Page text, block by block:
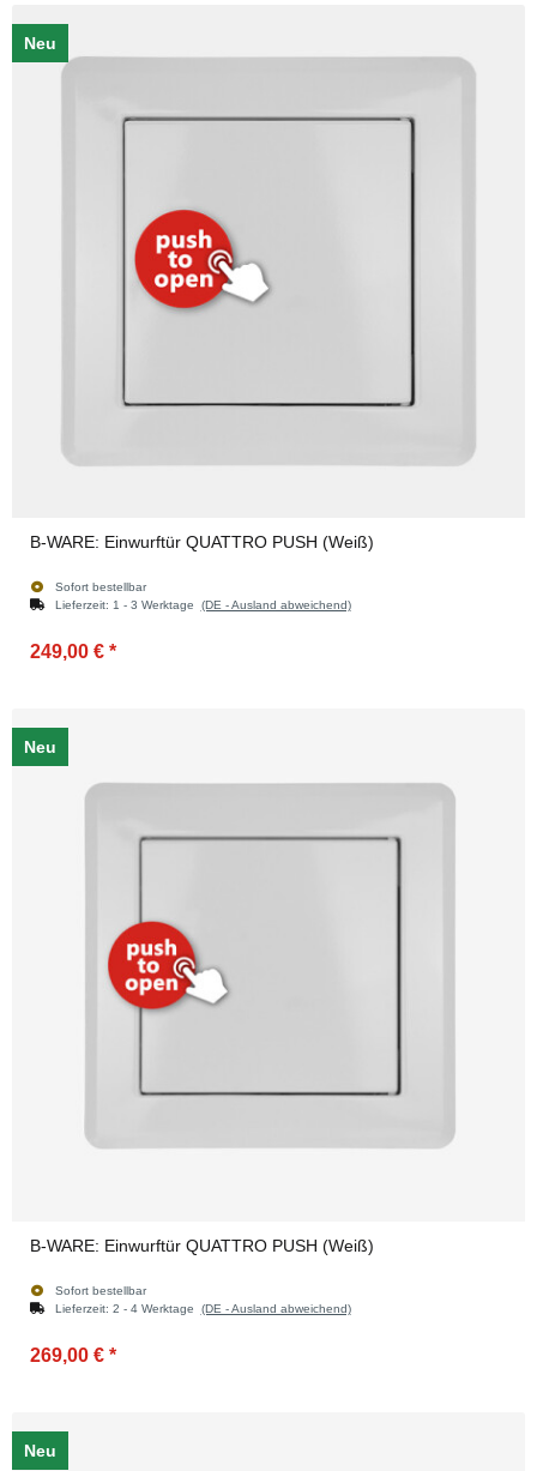
Neu
B-WARE: Einwurftür QUATTRO PUSH (Weiß)
Sofort bestellbar
Lieferzeit: 1 - 3 Werktage (DE - Ausland abweichend)
249,00 € *
Neu
B-WARE: Einwurftür QUATTRO PUSH (Weiß)
Sofort bestellbar
Lieferzeit: 2 - 4 Werktage (DE - Ausland abweichend)
269,00 € *
Neu